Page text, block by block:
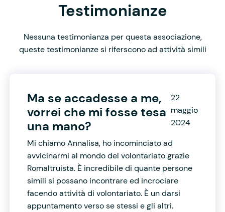
Testimonianze
Nessuna testimonianza per questa associazione,
queste testimonianze si riferscono ad attività simili
Ma se accadesse a me,
vorrei che mi fosse tesa
una mano?
22
maggio
2024
Mi chiamo Annalisa, ho incominciato ad
avvicinarmi al mondo del volontariato grazie
Romaltruista. È incredibile di quante persone
simili si possano incontrare ed incrociare
facendo attività di volontariato. È un darsi
appuntamento verso se stessi e gli altri.